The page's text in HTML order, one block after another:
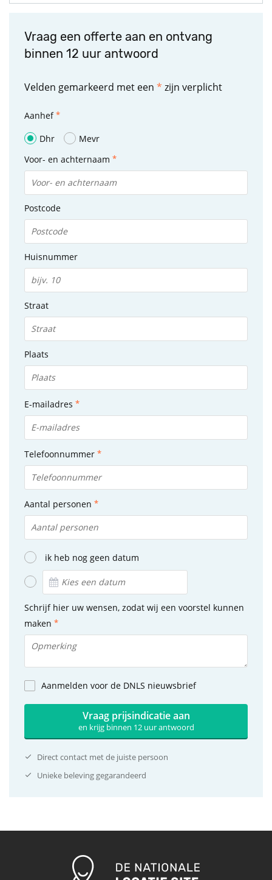
Vraag een offerte aan en ontvang
binnen 12 uur antwoord
Velden gemarkeerd met een * zijn verplicht
Aanhef
Dhr
Mevr
Voor- en achternaam
Postcode
Huisnummer
Straat
Plaats
E-mailadres
Telefoonnummer
Aantal personen
ik heb nog geen datum
Schrijf hier uw wensen, zodat wij een voorstel kunnen
maken
Aanmelden voor de DNLS nieuwsbrief
Vraag prijsindicatie aan
en krijg binnen 12 uur antwoord
Direct contact met de juiste persoon
Unieke beleving gegarandeerd